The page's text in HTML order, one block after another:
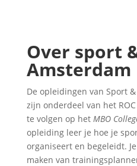
Over sport
Amsterdam
De opleidingen van Sport
zijn onderdeel van het
te volgen op het MBO
opleiding leer je hoe je
organiseert en begeleidt.
maken van